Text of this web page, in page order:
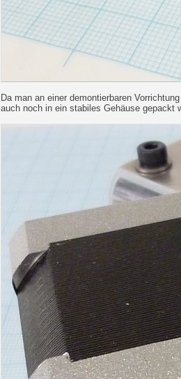
Da man an einer demontierbaren
auch noch in ein stabiles Gehäuse gepackt